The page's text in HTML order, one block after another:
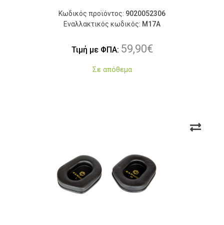
Κωδικός προϊόντος: 9020052306
Εναλλακτικός κωδικός: M17A
Τιμή με ΦΠΑ: 59,90€
Σε απόθεμα